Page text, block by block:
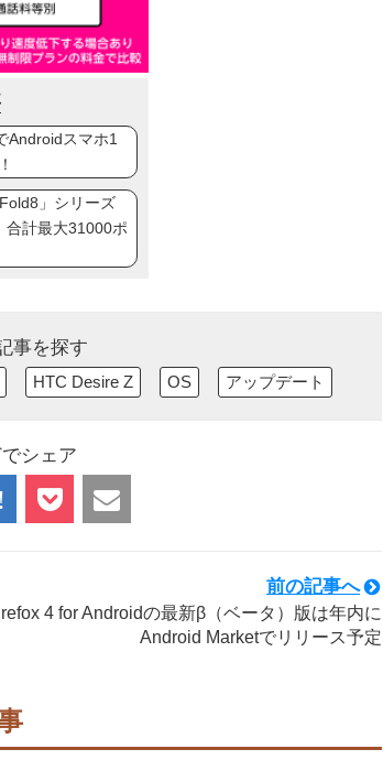
Androidスマホ1
」シリーズ
合計最大31000ポ
事を探す
HTC Desire Z OS アップデート
シェア
前の記事へ
4 for Androidの最新β（ベータ）版は年内に
Android Marketでリリース予定